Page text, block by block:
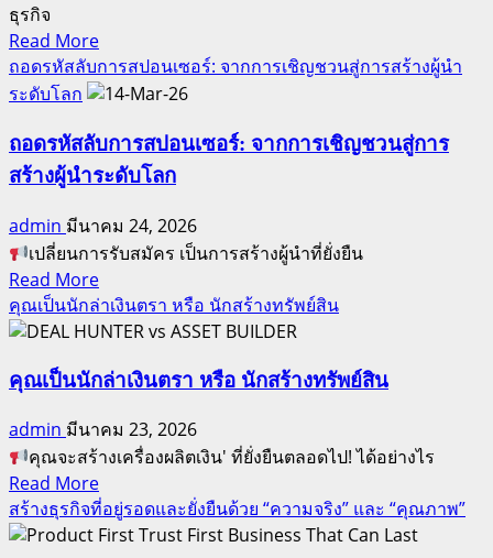
ธุรกิจ
Read MoreRead
more
about
คุณ
รัก
คุณ
ใน
อนาคต
จง
สร้าง
ด้วย
นี้
ถอดรหัสลับการสปอนเซอร์: จากการเชิญชวนสู่การสร้างผู้นำ
ระดับโลก
ถอดรหัสลับการสปอนเซอร์: จากการเชิญชวนสู่การ
สร้างผู้นำระดับโลก
admin มีนาคม 24, 2026
เปลี่ยนการรับสมัคร เป็นการสร้างผู้นำที่ยั่งยืน
Read MoreRead
more
about
ลับ
รส
ปอน
เซอร์:
จาก
การ
คุณเป็นนักล่าเงินตรา หรือ นักสร้างทรัพย์สิน
คุณเป็นนักล่าเงินตรา หรือ นักสร้างทรัพย์สิน
admin มีนาคม 23, 2026
คุณจะสร้างเครื่องผลิตเงิน' ที่ยั่งยืนตลอดไป! ได้อย่างไร
Read MoreRead
more
about
สร้างธุรกิจที่อยู่รอดและยั่งยืนด้วย “ความจริง” และ “คุณภาพ”